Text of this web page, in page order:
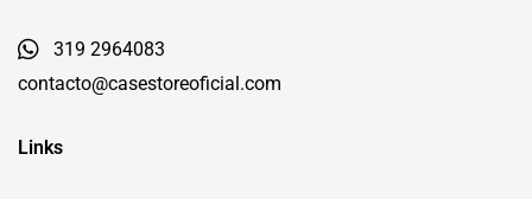
319 2964083
contacto@casestoreoficial.com
Links